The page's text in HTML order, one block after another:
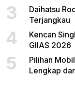
3
Daihatsu
Terjangkau
4
Kencan
GIIAS 2026
5
Pilihan
Lengkap